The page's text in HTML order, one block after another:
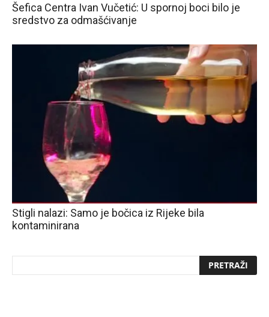
Šefica Centra Ivan Vučetić: U spornoj boci bilo je
sredstvo za odmašćivanje
Stigli nalazi: Samo je bočica iz Rijeke bila
kontaminirana